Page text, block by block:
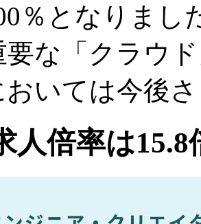
％となりま
要な「クラウ
いては今後
人倍率は